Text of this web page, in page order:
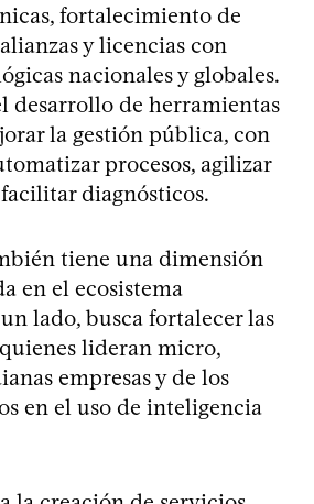
fortalecimiento de
y licencias con
nacionales y globales.
desarrollo de herramientas
la gestión pública, con
procesos, agilizar
diagnósticos.
tiene una dimensión
en el ecosistema
lado, busca fortalecer las
lideran micro,
empresas y de los
en el uso de inteligencia